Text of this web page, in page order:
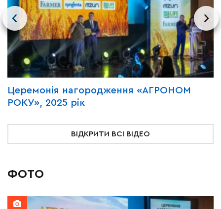
Церемонія нагородження «АГРОНОМ
РОКУ», 2025 рік
ВІДКРИТИ ВСІ ВІДЕО
ФОТО